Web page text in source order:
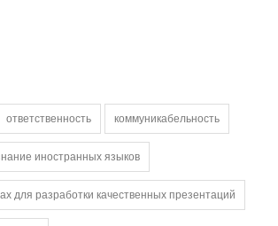
ответственность коммуникабельность
иностранных языков
для разработки качественных презентаций